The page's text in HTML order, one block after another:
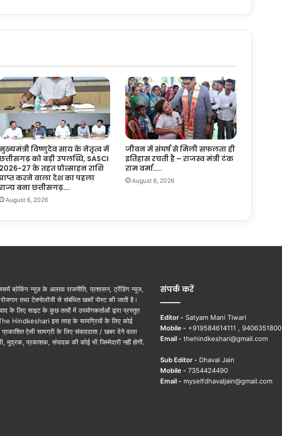
की
स्वी
र
धा
न
की
तु
ल
ना
में
स्ट्रॉ
बे
ड
ना
फा
…
विष्णुदेव साय के नेतृत्व में
को बड़ी उपलब्धि, SASCI
2026-27 के तहत प्रोत्साहन राशि
करने वाला देश का पहला
बना छत्तीसगढ़….
August 6, 2026
जीवन में संघर्ष से मिली सफलता ही
इतिहास रचती है – राजस्व मंत्री टंक
राम वर्मा…..
August 6, 2026
ब्रेकिंग न्यूज़ के अलावा राजनीति, प्रशासन, ट्रेंडिंग न्यूज,
तथा टेक्नोलॉजी से संबंधित खबरें पोस्ट की जाती है।
के लिए साइट के कुछ तत्वों में उपयोगकर्ताओं द्वारा प्रस्तुत
The Hindkeshari इस तरह के सामग्रियों के लिए कोई
ऐसी सामग्री के लिए संवाददाता / खबर देने वाला
प्रकाशक, संपादक की कोई भी जिम्मेदारी नहीं होगी.
संपर्क करें
Editor - Satyam Mani Tiwari
Mobile - +919584614111 , 9406351800
Email - thehindkeshari@gmail.com
Sub Editor - Dhaval Jain
Mobile - 7354424490
Email - myselfdhavaljain@gmail.com